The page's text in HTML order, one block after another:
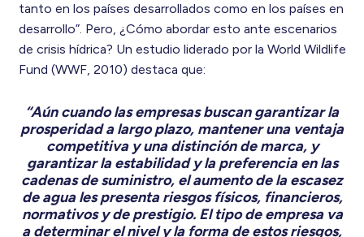
tanto en los países desarrollados como en los países en
desarrollo”. Pero, ¿Cómo abordar esto ante escenarios
de crisis hídrica? Un estudio liderado por la World Wildlife
Fund (WWF, 2010) destaca que:
“Aún cuando las empresas buscan garantizar la
prosperidad a largo plazo, mantener una ventaja
competitiva y una distinción de marca, y
garantizar la estabilidad y la preferencia en las
cadenas de suministro, el aumento de la escasez
de agua les presenta riesgos físicos, financieros,
normativos y de prestigio. El tipo de empresa va
a determinar el nivel y la forma de estos riesgos,